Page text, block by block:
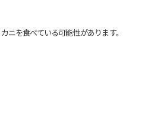
を食べている可能性があります。